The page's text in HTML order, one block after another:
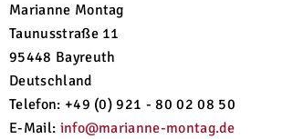
Marianne Montag
Taunusstraße 11
95448 Bayreuth
Deutschland
Telefon: +49 (0) 921 - 80 02 08 50
E-Mail: info@marianne-montag.de